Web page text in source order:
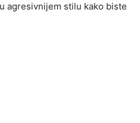
agresivnijem stilu kako biste